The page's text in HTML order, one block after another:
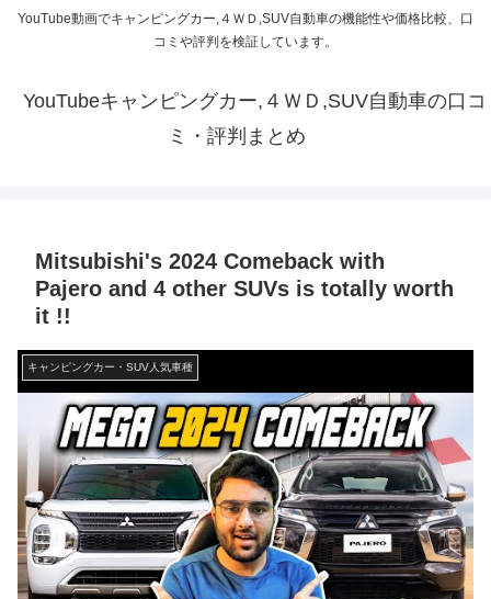
YouTube動画でキャンピングカー,４ＷＤ,SUV自動車の機能性や価格比較、口
コミや評判を検証しています。
YouTubeキャンピングカー,４ＷＤ,SUV自動車の口コ
ミ・評判まとめ
Mitsubishi's 2024 Comeback with
Pajero and 4 other SUVs is totally worth
it !!
キャンピングカー・SUV人気車種